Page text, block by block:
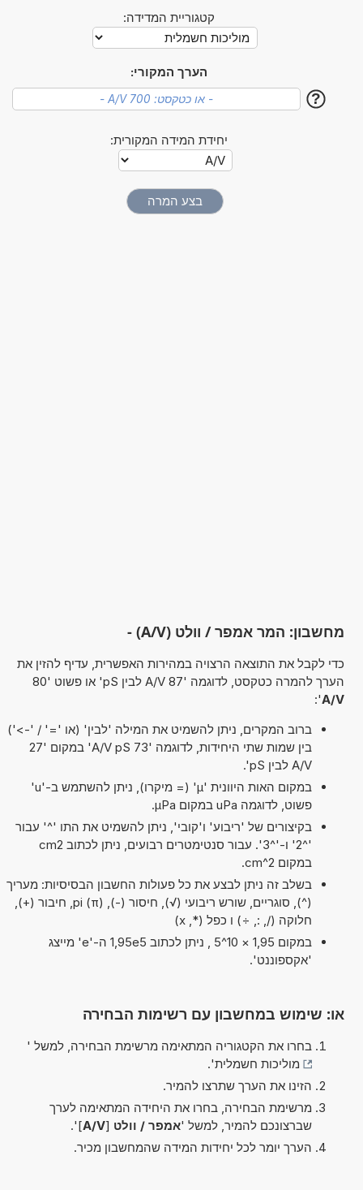
קטגוריית המדידה:
הערך המקורי:
?
יחידת המידה המקורית:
מחשבון: המר אמפר / וולט (A/V) -
כדי לקבל את התוצאה הרצויה במהירות האפשרית, עדיף להזין את
הערך להמרה כטקסט, לדוגמה '87 A/V לבין pS' או פשוט '80
A/V
':
ברוב המקרים, ניתן להשמיט את המילה 'לבין' (או '=' / '->')
בין שמות שתי היחידות, לדוגמה '73 A/V pS' במקום '27
A/V לבין pS'.
במקום האות היוונית 'µ' (= מיקרו), ניתן להשתמש ב-'u'
פשוט, לדוגמה uPa במקום µPa.
בקיצורים של 'ריבוע' ו'קובי', ניתן להשמיט את התו '^' עבור
'^2' ו-'^3'. עבור סנטימטרים רבועים, ניתן לכתוב cm2
במקום cm^2.
בשלב זה ניתן לבצע את כל פעולות החשבון הבסיסיות: מעריך
(^), סוגריים, שורש ריבועי (√), חיסור (-), pi (π), חיבור (+),
חלוקה (/, :, ÷) ו כפל (*, x)
במקום 1,95 × 10^5 , ניתן לכתוב 1,95e5 ה-'e' מייצג
'אקספוננט'.
או: שימוש במחשבון עם רשימות הבחירה
בחרו את הקטגוריה המתאימה מרשימת הבחירה, למשל '
מוליכות חשמלית'.
הזינו את הערך שתרצו להמיר.
מרשימת הבחירה, בחרו את היחידה המתאימה לערך
שברצונכם להמיר, למשל 'אמפר / וולט [
A/V
]'.
הערך יומר לכל יחידות המידה שהמחשבון מכיר.